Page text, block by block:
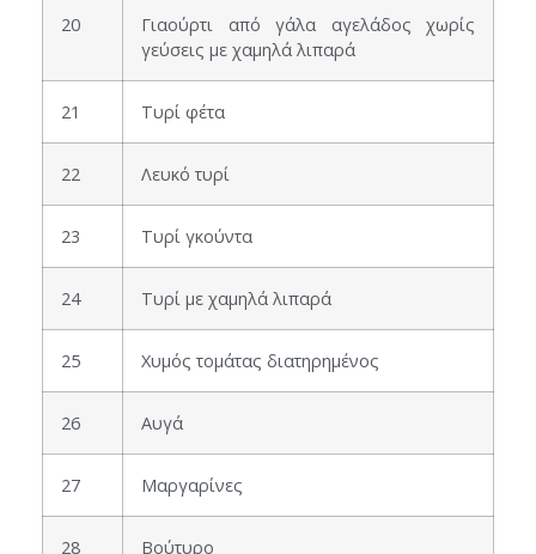
20
Γιαούρτι από γάλα αγελάδος χωρίς
γεύσεις με χαμηλά λιπαρά
21 Τυρί φέτα
22 Λευκό τυρί
23 Τυρί γκούντα
24 Τυρί με χαμηλά λιπαρά
25 Χυμός τομάτας διατηρημένος
26 Αυγά
27 Μαργαρίνες
28 Βούτυρο